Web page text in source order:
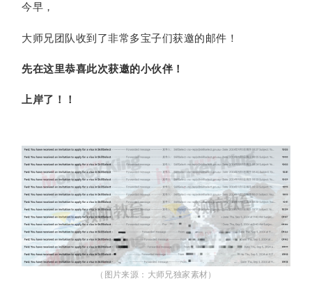
今早，
大师兄团队收到了非常多宝子们获邀的邮件！
先在这里恭喜此次获邀的小伙伴！
上岸了！！
（图片来源： 大师兄独家素材）